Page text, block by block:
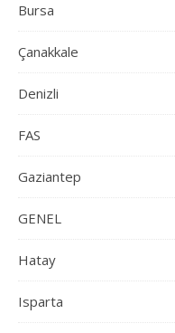
Bursa
Çanakkale
Denizli
FAS
Gaziantep
GENEL
Hatay
Isparta